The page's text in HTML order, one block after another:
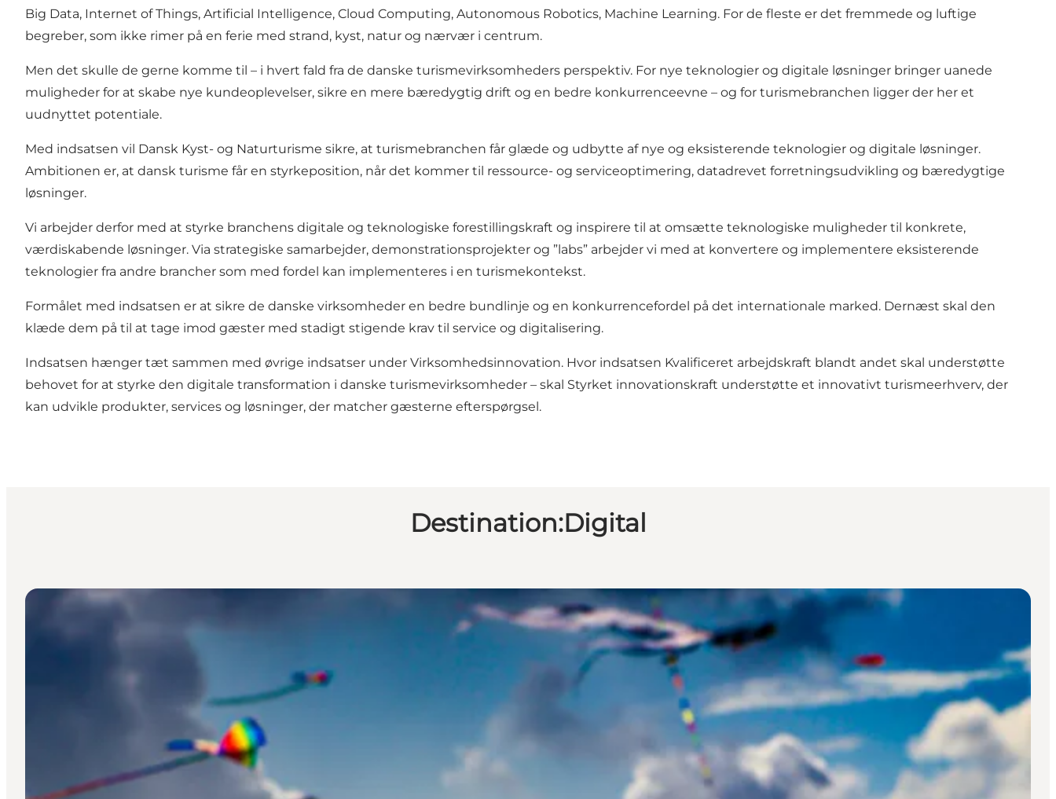
Big Data, Internet of Things, Artificial Intelligence, Cloud Computing, Autonomous Robotics, Machine Learning. For de fleste er det fremmede og luftige
begreber, som ikke rimer på en ferie med strand, kyst, natur og nærvær i centrum.
Men det skulle de gerne komme til – i hvert fald fra de danske turismevirksomheders perspektiv. For nye teknologier og digitale løsninger bringer uanede
muligheder for at skabe nye kundeoplevelser, sikre en mere bæredygtig drift og en bedre konkurrenceevne – og for turismebranchen ligger der her et
uudnyttet potentiale.
Med indsatsen vil Dansk Kyst- og Naturturisme sikre, at turismebranchen får glæde og udbytte af nye og eksisterende teknologier og digitale løsninger.
Ambitionen er, at dansk turisme får en styrkeposition, når det kommer til ressource- og serviceoptimering, datadrevet forretningsudvikling og bæredygtige
løsninger.
Vi arbejder derfor med at styrke branchens digitale og teknologiske forestillingskraft og inspirere til at omsætte teknologiske muligheder til konkrete,
værdiskabende løsninger. Via strategiske samarbejder, demonstrationsprojekter og ”labs” arbejder vi med at konvertere og implementere eksisterende
teknologier fra andre brancher som med fordel kan implementeres i en turismekontekst.
Formålet med indsatsen er at sikre de danske virksomheder en bedre bundlinje og en konkurrencefordel på det internationale marked. Dernæst skal den
klæde dem på til at tage imod gæster med stadigt stigende krav til service og digitalisering.
Indsatsen hænger tæt sammen med øvrige indsatser under Virksomhedsinnovation. Hvor indsatsen Kvalificeret arbejdskraft blandt andet skal understøtte
behovet for at styrke den digitale transformation i danske turismevirksomheder – skal Styrket innovationskraft understøtte et innovativt turismeerhverv, der
kan udvikle produkter, services og løsninger, der matcher gæsterne efterspørgsel.
Destination:Digital